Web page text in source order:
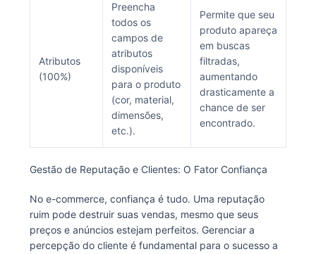
Atributos
(100%)
Preencha
todos os
campos de
atributos
disponíveis
para o produto
(cor, material,
dimensões,
etc.).
Permite que seu
produto apareça
em buscas
filtradas,
aumentando
drasticamente a
chance de ser
encontrado.
Gestão de Reputação e Clientes: O Fator Confiança
No e-commerce, confiança é tudo. Uma reputação
ruim pode destruir suas vendas, mesmo que seus
preços e anúncios estejam perfeitos. Gerenciar a
percepção do cliente é fundamental para o sucesso a